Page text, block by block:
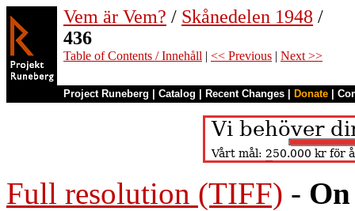
Vem är Vem? / Skånedelen 1948 /
436
Table of Contents / Innehåll | << Previous | Next >>
Project Runeberg Catalog Recent Changes Donate
Full resolution (TIFF) -